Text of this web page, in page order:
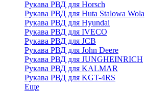
Рукава РВД для Horsch
Рукава РВД для Huta Stalowa Wola
Рукава РВД для Hyundai
Рукава РВД для IVECO
Рукава РВД для JCB
Рукава РВД для John Deere
Рукава РВД для JUNGHEINRICH
Рукава РВД для KALMAR
Рукава РВД для KGT-4RS
Еще